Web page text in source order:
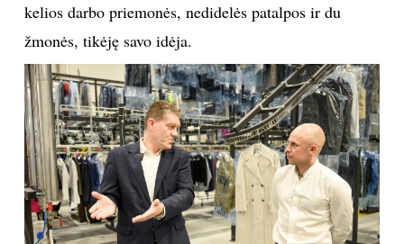
kelios darbo priemonės, nedidelės patalpos ir du
žmonės, tikėję savo idėja.